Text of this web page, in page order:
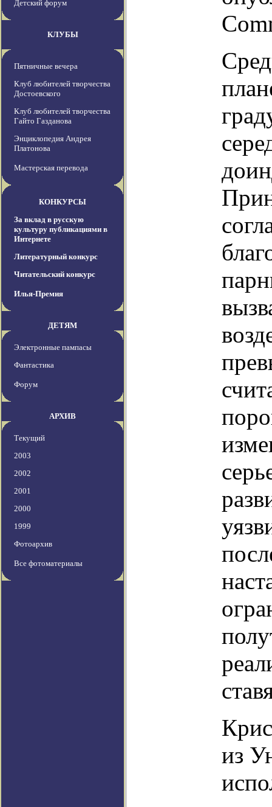
Детский форум
КЛУБЫ
Пятничные вечера
Клуб любителей творчества
Достоевского
Клуб любителей творчества
Гайто Газданова
Энциклопедия Андрея
Платонова
Мастерская перевода
КОНКУРСЫ
За вклад в русскую
культуру публикациями в
Интернете
Литературный конкурс
Читательский конкурс
Илья-Премия
ДЕТЯМ
Электронные пампасы
Фантастика
Форум
АРХИВ
Текущий
2003
2002
2001
2000
1999
Фотоархив
Все фотоматериалы
из